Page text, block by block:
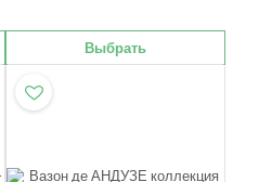
Выбрать